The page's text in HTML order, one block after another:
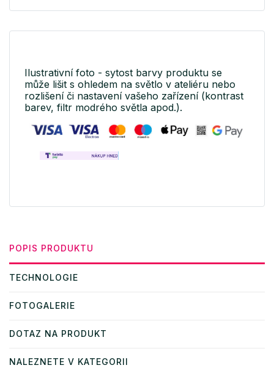
Ilustrativní foto - sytost barvy produktu se
může lišit s ohledem na světlo v ateliéru nebo
rozlišení či nastavení vašeho zařízení (kontrast
barev, filtr modrého světla apod.).
POPIS PRODUKTU
TECHNOLOGIE
FOTOGALERIE
DOTAZ NA PRODUKT
NALEZNETE V KATEGORII